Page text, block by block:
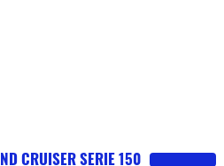
CRUISER SERIE 150